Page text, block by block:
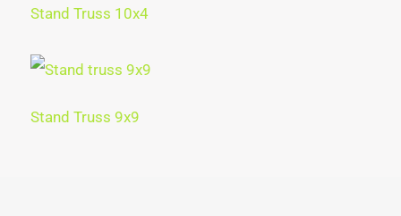
Stand Truss 10x4
Stand Truss 9x9